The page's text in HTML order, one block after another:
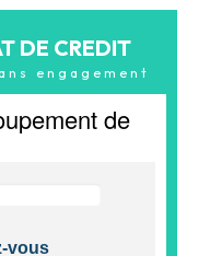
DE CREDIT
engagement